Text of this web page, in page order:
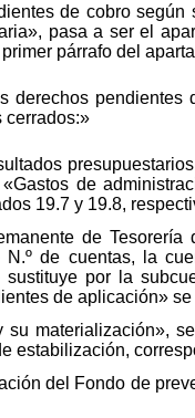
de cobro
pasa a ser el
párrafo del
derechos
cerrados:»
de
19.7 y 19.8,
de
de cuentas, la
por la
de aplicación»
materialización»,
estabilización,
del Fondo de